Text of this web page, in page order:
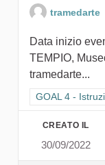
tramedarte
Data inizio
TEMPIO,
tramedarte...
Filtra i risultati
GOAL 4 -
CREATO IL
30/09/2022